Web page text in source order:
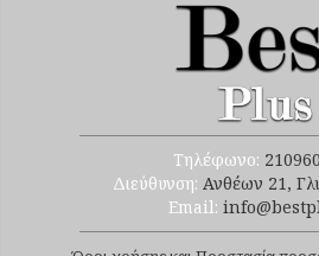
Τηλέφωνο:
Διεύθυνση: Ανθέων 21,
Email: